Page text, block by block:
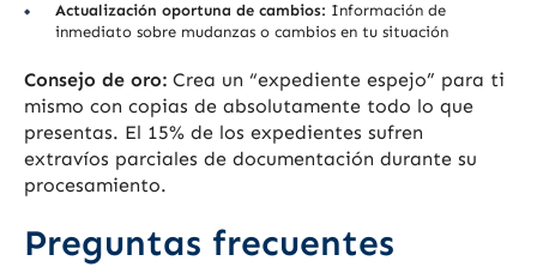
Actualización oportuna de cambios: Información de
inmediato sobre mudanzas o cambios en tu situación
Consejo de oro: Crea un “expediente espejo” para ti
mismo con copias de absolutamente todo lo que
presentas. El 15% de los expedientes sufren
extravíos parciales de documentación durante su
procesamiento.
Preguntas frecuentes